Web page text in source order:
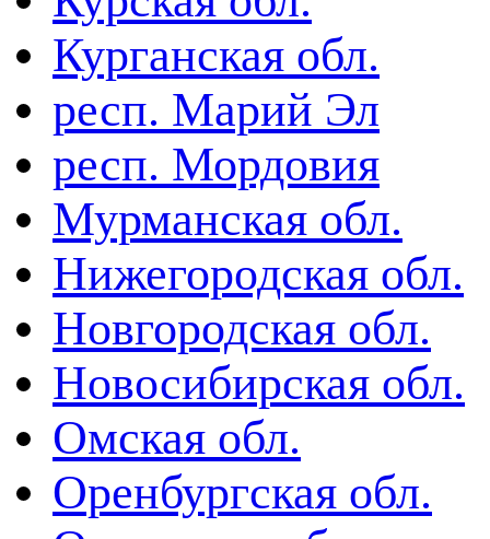
Курганская обл.
респ. Марий Эл
респ. Мордовия
Мурманская обл.
Нижегородская обл.
Новгородская обл.
Новосибирская обл.
Омская обл.
Оренбургская обл.